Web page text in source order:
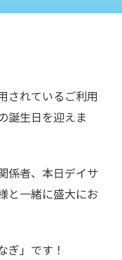
されているご利用
誕生日を迎えま
係者、本日デイサ
と一緒に盛大にお
ぎ」です！